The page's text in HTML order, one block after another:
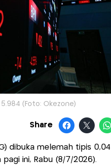
(Foto: Okezone)
Share
dibuka melemah tipis
ini, Rabu (8/7/2026).